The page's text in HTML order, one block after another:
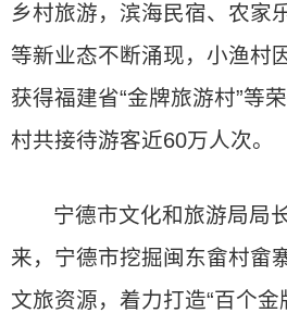
乡村旅游，滨海民宿、农家
等新业态不断涌现，小渔村
获得福建省“金牌旅游村”等
村共接待游客近60万人次。
宁德市文化和旅游局局
来，宁德市挖掘闽东畲村畲
文旅资源，着力打造“百个金